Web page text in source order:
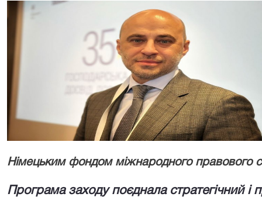
Німецьким фондом міжнародного правового
Програма заходу поєднала стратегічний і